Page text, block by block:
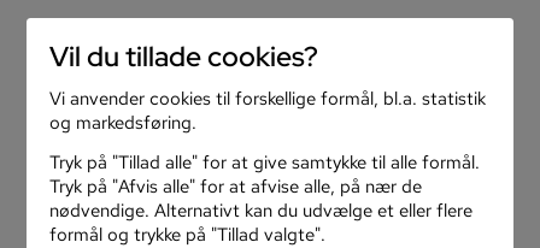
arrow_backInspiration
Vil du tillade cookies?
Vi anvender cookies til forskellige formål, bl.a. statistik
og markedsføring.
Tryk på "Tillad alle" for at give samtykke til alle formål.
Tryk på "Afvis alle" for at afvise alle, på nær de
nødvendige. Alternativt kan du udvælge et eller flere
formål og trykke på "Tillad valgte".